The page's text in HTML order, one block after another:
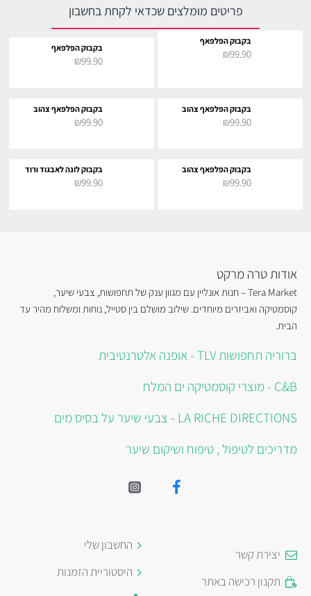
פריטים מומלצים שכדאי לקחת בחשבון
בקבוק הפלפאף
₪99.90 בקבוק הפלפאף
₪99.90
בקבוק הפלפאף צהוב
₪99.90
בקבוק הפלפאף צהוב
₪99.90
בקבוק הפלפאף צהוב
₪99.90
בקבוק לונה לאבגוד ורוד
₪99.90
אודות טרה מרקט
Tera Market – חנות אונליין עם מגוון ענק של תחפושות, צבעי שיער,
קוסמטיקה ואביזרים מיוחדים. שילוב מושלם בין סטייל, נוחות ומשלוח מהיר עד
הבית.
ברוריה תחפושות TLV - אופנה אלטרנטיבית
C&B - מוצרי קוסמטיקה ים המלח
LA RICHE DIRECTIONS - צבעי שיער על בסיס מים
מדריכים לטיפול , טיפוח ושיקום שיער
יצירת קשר
תקנון רכישה באתר
החשבון שלי
היסטוריית הזמנות